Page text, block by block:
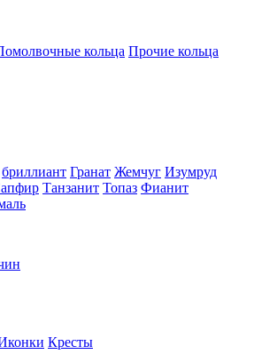
кольца Прочие кольца
бриллиант Гранат Жемчуг Изумруд
Танзанит Топаз Фианит
Кресты